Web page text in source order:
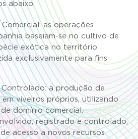
abaixo.
as operações
baseiam-se no cultivo de
exótica no território
exclusivamente para fins
Controlado: a produção de
em viveiros próprios, utilizando
domínio comercial,
registrado e controlado,
acesso a novos recursos